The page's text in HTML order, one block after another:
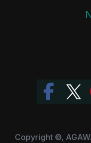
Copyright ©,